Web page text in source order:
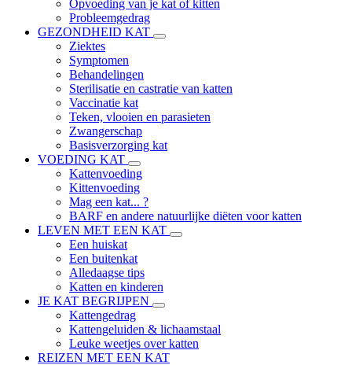
Opvoeding van je kat of kitten
Probleemgedrag
GEZONDHEID KAT
Ziektes
Symptomen
Behandelingen
Sterilisatie en castratie van katten
Vaccinatie kat
Teken, vlooien en parasieten
Zwangerschap
Basisverzorging kat
VOEDING KAT
Kattenvoeding
Kittenvoeding
Mag een kat... ?
BARF en andere natuurlijke diëten voor katten
LEVEN MET EEN KAT
Een huiskat
Een buitenkat
Alledaagse tips
Katten en kinderen
JE KAT BEGRIJPEN
Kattengedrag
Kattengeluiden & lichaamstaal
Leuke weetjes over katten
REIZEN MET EEN KAT